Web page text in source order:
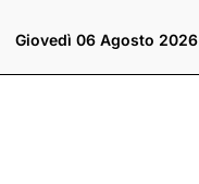
Giovedì 06 Agosto 2026